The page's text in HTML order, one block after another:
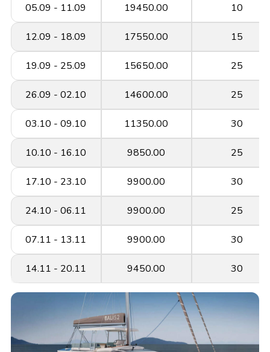
05.09 - 11.09 19450.00 10
12.09 - 18.09 17550.00 15
19.09 - 25.09 15650.00 25
26.09 - 02.10 14600.00 25
03.10 - 09.10 11350.00 30
10.10 - 16.10 9850.00 25
17.10 - 23.10 9900.00 30
24.10 - 06.11 9900.00 25
07.11 - 13.11 9900.00 30
14.11 - 20.11 9450.00 30